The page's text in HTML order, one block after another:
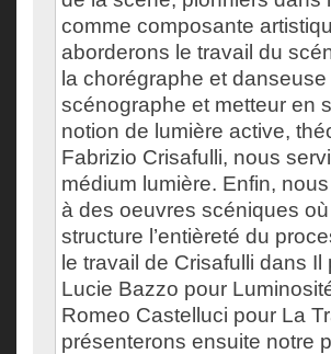
comme composante
aborderons le travail du
la chorégraphe et
scénographe et metteur en
notion de lumière active,
Fabrizio Crisafulli, nous
médium lumière. Enfin,
à des oeuvres scéniques
structure l’entièreté du
le travail de Crisafulli dans
Lucie Bazzo pour
Romeo Castelluci pour La
présenterons ensuite notre